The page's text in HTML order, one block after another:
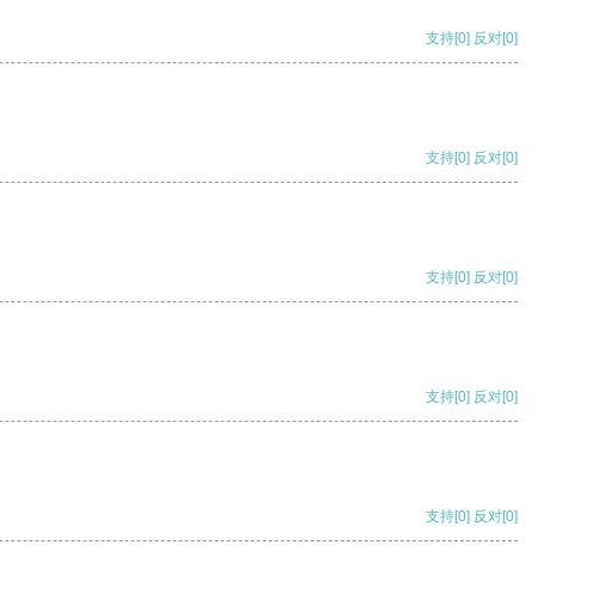
支持[0] 反对[0]
支持[0] 反对[0]
支持[0] 反对[0]
支持[0] 反对[0]
支持[0] 反对[0]